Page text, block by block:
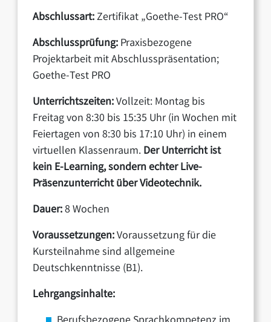
Abschlussart:Zertifikat „Goethe-Test PRO“
Abschlussprüfung:Praxisbezogene
Projektarbeit mit Abschlusspräsentation;
Goethe-Test PRO
Unterrichtszeiten:Vollzeit: Montag bis
Freitag von 8:30 bis 15:35 Uhr (in Wochen mit
Feiertagen von 8:30 bis 17:10 Uhr) in einem
virtuellen Klassenraum.Der Unterricht ist
kein E-Learning, sondern echter Live-
Präsenzunterricht über Videotechnik.
Dauer:8 Wochen
Voraussetzungen:Voraussetzung für die
Kursteilnahme sind allgemeine
Deutschkenntnisse (B1).
Lehrgangsinhalte: